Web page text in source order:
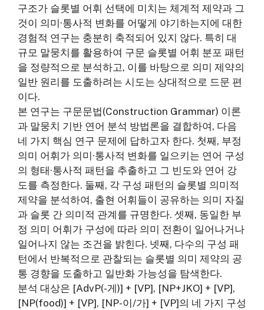
구조가 슬롯별 어휘 선택에 미치는 체계적 제약과 그
것이 의미·통사적 변화를 어떻게 야기하는지에 대한
경험적 연구는 충분히 축적되어 있지 않다. 특히 대
규모 말뭉치를 활용하여 구문 슬롯별 어휘 분포 패턴
을 정량적으로 분석하고, 이를 바탕으로 의미 제약의
일반 원리를 도출하려는 시도는 상대적으로 드문 편
이다.
본 연구는 구문문법(Construction Grammar) 이론
과 말뭉치 기반 연어 분석 방법론을 결합하여, 다음
네 가지 핵심 연구 문제에 답하고자 한다. 첫째, 부정
의미 어휘가 의미·통사적 변화를 일으키는 연어 구성
의 형태·통사적 패턴을 추출하고 그 빈도와 연어 강
도를 측정한다. 둘째, 각 구성 패턴의 슬롯별 의미적
제약을 분석하여, 출현 어휘들이 공유하는 의미 자질
과 슬롯 간 의미적 관계를 규명한다. 셋째, 동일한 부
정 의미 어휘가 구성에 따라 의미 전환이 일어나거나
일어나지 않는 조건을 밝힌다. 넷째, 다수의 구성 패
턴에서 반복적으로 관찰되는 슬롯별 의미 제약의 공
통 경향을 도출하고 일반화 가능성을 탐색한다.
분석 대상은 [AdvP(-게)] + [VP], [NP+JKO] + [VP],
[NP(food)] + [VP], [NP-이/가] + [VP]의 네 가지 구성